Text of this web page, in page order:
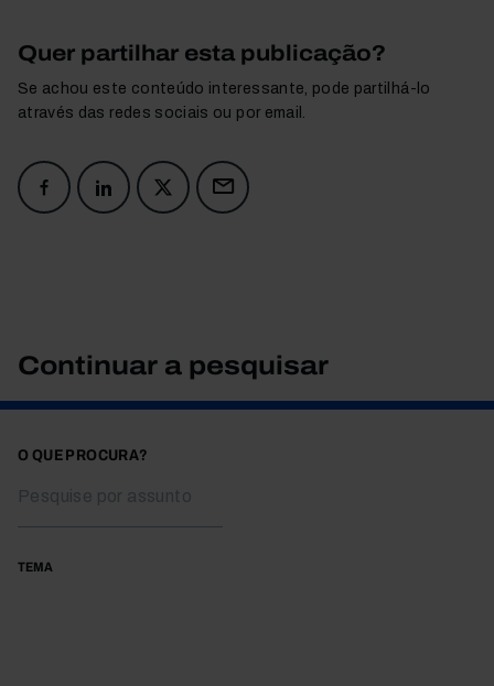
Quer partilhar esta publicação?
Se achou este conteúdo interessante, pode partilhá-lo
através das redes sociais ou por email.
Continuar a pesquisar
O QUE PROCURA?
TEMA